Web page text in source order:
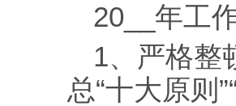
20__年工
1、严格整
总“十大原则